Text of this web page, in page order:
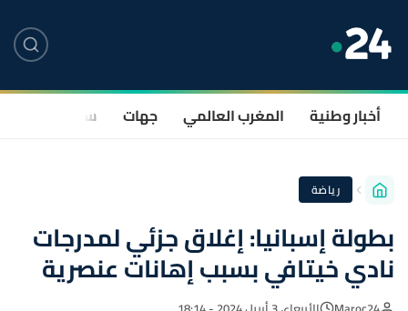
أخبار وطنية المغرب العالمي جهات سياسة
رياضة
بطولة إسبانيا: إغلاق جزئي لمدرجات
نادي خيتافي بسبب إهانات عنصرية